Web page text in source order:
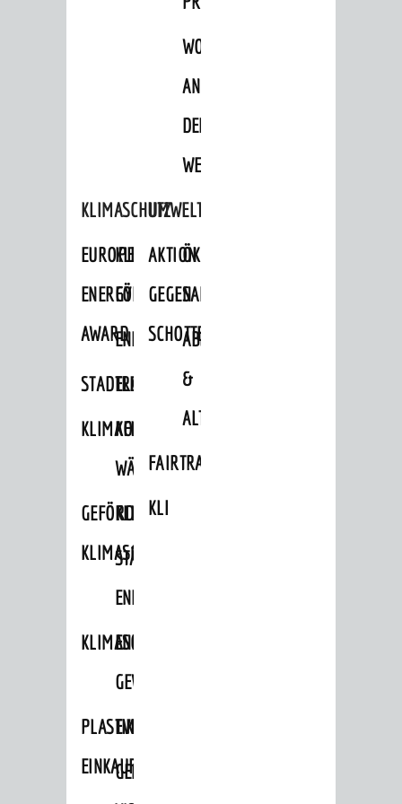
WOHNBEBAUUNG
AN
DER
WEINBERGSTRASSE
KLIMASCHUTZ
EUROPEAN
ENERGY
AWARD
KLIMASCHUTZ-
FÖRDERPROGRAMME
ENERGIEBERATUNG
STADTRADELN
ELEKTROMOBILITÄTSBERATUNG
KLIMAFITKOMMUNALE
WÄRMEPLANUNG
GEFÖRDERTE
KLIMASCHUTZMASSNAHMEN
KLIMASCHUTZKONZEPT
STÄDTISCHES
ENERGIEMANAGEMENT
KLIMASCHUTZKOMMISSION
ENERGIEKARAWANE
GEWERBE
PLASTIKTÜTENFREIE
EINKAUFSSTADT
EVENTS
GEMEINSAME
UMWELTSCHUTZ
AKTION
GEGEN
SCHOTTERGÄRTEN
ÖKOLOGISCHE
SANIERUNG/WAIDSEE
ABFALL
&
ALTLASTEN
FAIRTRADE
KLEIDERTAUSCHBÖRSE